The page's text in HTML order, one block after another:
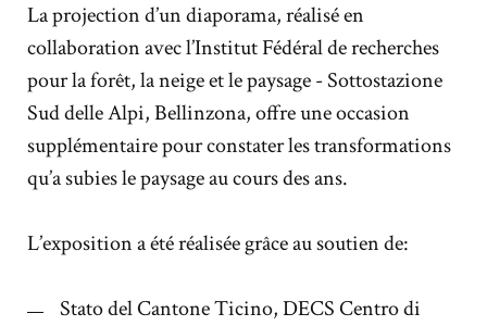
La projection d’un diaporama, réalisé en
collaboration avec l’Institut Fédéral de recherches
pour la forêt, la neige et le paysage - Sottostazione
Sud delle Alpi, Bellinzona, offre une occasion
supplémentaire pour constater les transformations
qu’a subies le paysage au cours des ans.
L’exposition a été réalisée grâce au soutien de:
Stato del Cantone Ticino, DECS Centro di